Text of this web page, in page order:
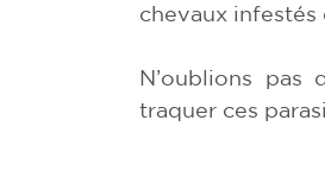
chevaux infestés
N’oublions pas
traquer ces